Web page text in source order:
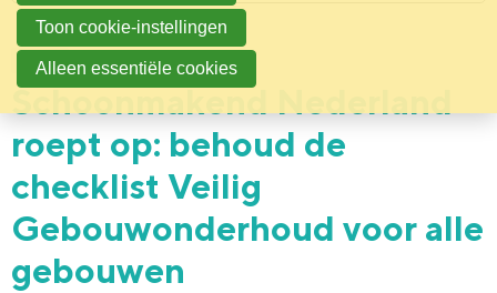
Politiek 30 juni 2026
Schoonmakend Nederland
roept op: behoud de
checklist Veilig
Gebouwonderhoud voor alle
gebouwen
Toon cookie-instellingen
Alleen essentiële cookies